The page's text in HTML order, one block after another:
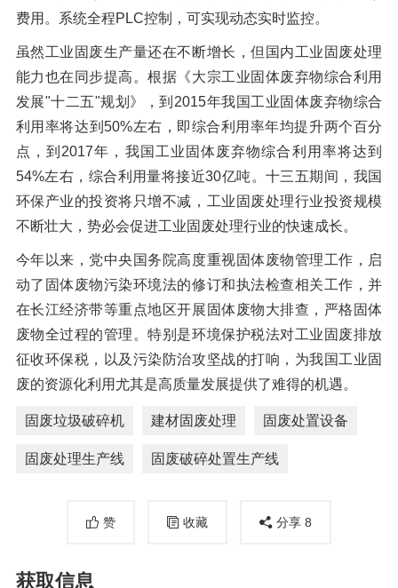
费用。系统全程PLC控制，可实现动态实时监控。
虽然工业固废生产量还在不断增长，但国内工业固废处理
能力也在同步提高。根据《大宗工业固体废弃物综合利用
发展"十二五"规划》，到2015年我国工业固体废弃物综合
利用率将达到50%左右，即综合利用率年均提升两个百分
点，到2017年，我国工业固体废弃物综合利用率将达到
54%左右，综合利用量将接近30亿吨。十三五期间，我国
环保产业的投资将只增不减，工业固废处理行业投资规模
不断壮大，势必会促进工业固废处理行业的快速成长。
今年以来，党中央国务院高度重视固体废物管理工作，启
动了固体废物污染环境法的修订和执法检查相关工作，并
在长江经济带等重点地区开展固体废物大排查，严格固体
废物全过程的管理。特别是环境保护税法对工业固废排放
征收环保税，以及污染防治攻坚战的打响，为我国工业固
废的资源化利用尤其是高质量发展提供了难得的机遇。
固废垃圾破碎机 建材固废处理 固废处置设备
固废处理生产线 固废破碎处置生产线
赞 收藏 分享 8
获取信息